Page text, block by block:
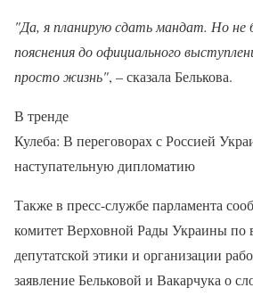
"Да, я планирую сдать мандат. Но не
пояснения до официального
просто жизнь", – сказала Белькова.
В тренде
Кулеба: В переговорах с Россией
наступательную дипломатию
Также в пресс-службе парламента
комитет Верховной Рады Украины по
депутатской этики и организации
заявление Бельковой и Вакарчука о